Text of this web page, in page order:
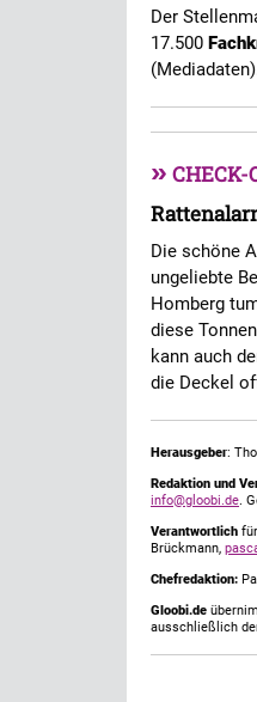
Der
17.500
» CHECK-
Die schöne
ungeliebte
Homberg
diese
kann auch
die Deckel
Herausgeber:
Redaktion und
info@gloobi.de.
Verantwortlich
Brückmann,
Chefredaktion:
Gloobi.de
ausschließlich